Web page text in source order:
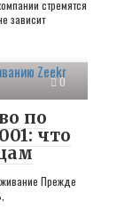
стремятся
зависит
0
по
что
Прежде